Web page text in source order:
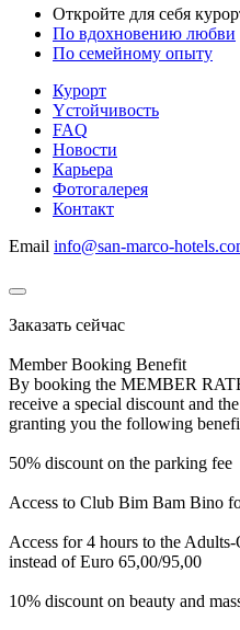
Откройте для себя
По вдохновению любви
По семейному опыту
Курорт
Yстойчивость
FAQ
Новости
Карьера
Фотогалерея
Контакт
Email info@san-marco-
Заказать сейчас
Member Booking Benefit
By booking the MEMBER
receive a special discount and
granting you the following
50% discount on the parking fee
Access to Club Bim Bam Bino
Access for 4 hours to the
instead of Euro 65,00/95,00
10% discount on beauty and